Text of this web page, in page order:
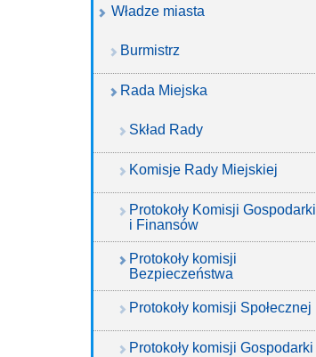
Władze miasta
Burmistrz
Rada Miejska
Skład Rady
Komisje Rady Miejskiej
Protokoły Komisji Gospodarki
i Finansów
Protokoły komisji
Bezpieczeństwa
Protokoły komisji Społecznej
Protokoły komisji Gospodarki